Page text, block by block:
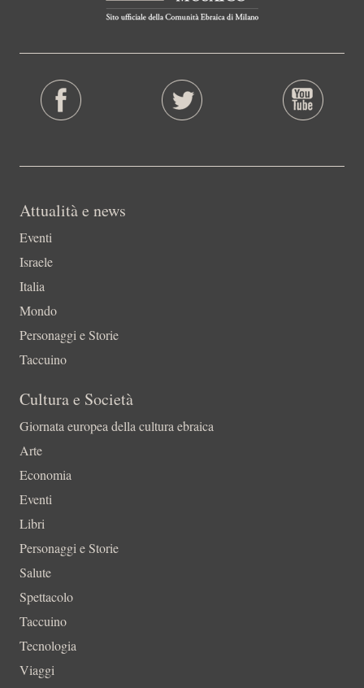
Attualità e news
Eventi
Israele
Italia
Mondo
Personaggi e Storie
Taccuino
Cultura e Società
Giornata europea della cultura ebraica
Arte
Economia
Eventi
Libri
Personaggi e Storie
Salute
Spettacolo
Taccuino
Tecnologia
Viaggi